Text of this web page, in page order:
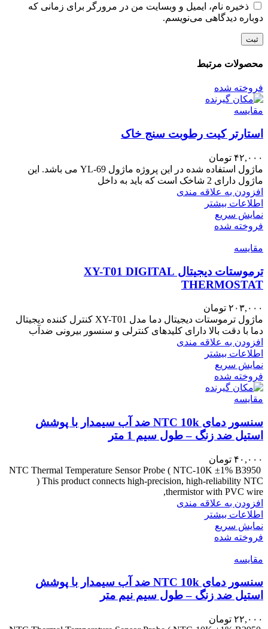
ذخیره نام، ایمیل و وبسایت من در مرورگر برای زمانی که
دوباره دیدگاهی می‌نویسم.
محصولات مرتبط
فروخته شده
مقايسه
استارتر کیت رطوبت سنج خاک
۴۲,۰۰۰ تومان
ماژول استفاده شده در این پروژه ماژول YL-69 می باشد. این
ماژول دارای 2 شاخک است که باید به داخل
افزودن به علاقه مندی
اطلاعات بیشتر
نمایش سریع
فروخته شده
مقايسه
ترموستات دیجیتال XY-T01 DIGITAL
THERMOSTAT
۲۰۳,۰۰۰ تومان
ماژول ترموستات دیجیتال دما مدل XY-T01 کنترل کننده دیجیتال
دما با دقت بالا دارای کلیدهای کنترلی و سنسور بیرونی ضدآب
افزودن به علاقه مندی
اطلاعات بیشتر
نمایش سریع
فروخته شده
مقايسه
سنسور دمای NTC 10k ضد آب سیمدار با پوشش
استیل ضد زنگ – طول سیم 1 متر
۴۰,۰۰۰ تومان
NTC Thermal Temperature Sensor Probe ( NTC-10K ±1% B3950
) This product connects high-precision, high-reliability NTC
thermistor with PVC wire,
افزودن به علاقه مندی
اطلاعات بیشتر
نمایش سریع
فروخته شده
مقايسه
سنسور دمای NTC 10k ضد آب سیمدار با پوشش
استیل ضد زنگ – طول سیم نیم متر
۲۲,۰۰۰ تومان